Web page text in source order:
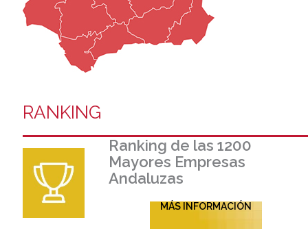
RANKING
Ranking de las 1200
Mayores Empresas
Andaluzas
MÁS INFORMACIÓN